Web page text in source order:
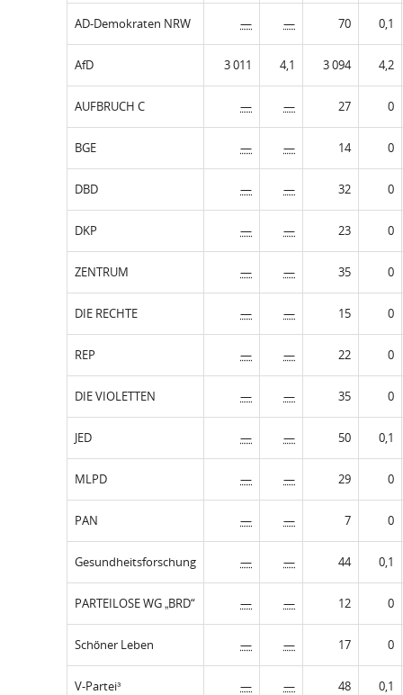
AD-Demokraten NRW — — 70 0,1
AfD 3 011 4,1 3 094 4,2
AUFBRUCH C — — 27 0
BGE — — 14 0
DBD — — 32 0
DKP — — 23 0
ZENTRUM — — 35 0
DIE RECHTE — — 15 0
REP — — 22 0
DIE VIOLETTEN — — 35 0
JED — — 50 0,1
MLPD — — 29 0
PAN — — 7 0
Gesundheitsforschung — — 44 0,1
PARTEILOSE WG „BRD“ — — 12 0
Schöner Leben — — 17 0
V-Partei³ — — 48 0,1